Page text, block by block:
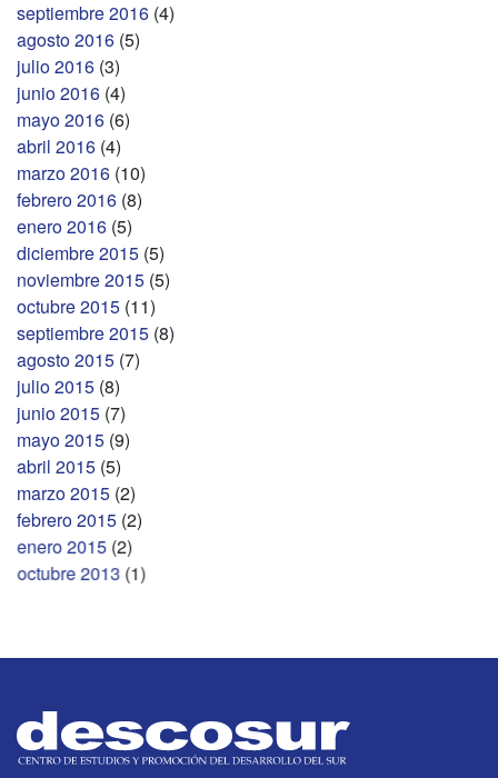
septiembre 2016 (4)
agosto 2016 (5)
julio 2016 (3)
junio 2016 (4)
mayo 2016 (6)
abril 2016 (4)
marzo 2016 (10)
febrero 2016 (8)
enero 2016 (5)
diciembre 2015 (5)
noviembre 2015 (5)
octubre 2015 (11)
septiembre 2015 (8)
agosto 2015 (7)
julio 2015 (8)
junio 2015 (7)
mayo 2015 (9)
abril 2015 (5)
marzo 2015 (2)
febrero 2015 (2)
enero 2015 (2)
octubre 2013 (1)